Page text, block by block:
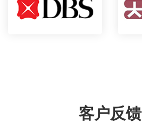
客户反馈